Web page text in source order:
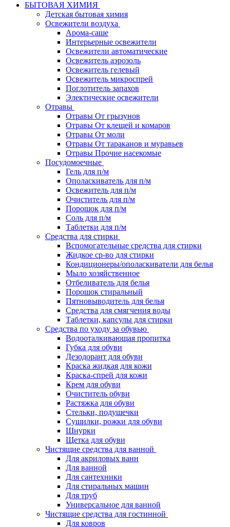
БЫТОВАЯ ХИМИЯ
Детская бытовая химия
Освежители воздуха
Арома-саше
Интерьерные освежители
Освежители автоматические
Освежитель аэрозоль
Освежитель гелевый
Освежитель микроспрей
Поглотитель запахов
Электические освежители
Отравы
Отравы От грызунов
Отравы От клещей и комаров
Отравы От моли
Отравы От тараканов и муравьев
Отравы Прочие насекомые
Посудомоечные
Гель для п/м
Ополаскиватель для п/м
Освежитель для п/м
Очиститель для п/м
Порошок для п/м
Соль для п/м
Таблетки для п/м
Средства для стирки
Вспомогательные средства для стирки
Жидкое ср-во для стирки
Кондиционеры/ополаскиватели для белья
Мыло хозяйственное
Отбеливатель для белья
Порошок стиральный
Пятновыводитель для белья
Средства для смягчения воды
Таблетки, капсулы для стирки
Средства по уходу за обувью
Водооталкивающая пропитка
Губка для обуви
Дезодорант для обуви
Краска жидкая для кожи
Краска-спрей для кожи
Крем для обуви
Очиститель обуви
Растяжка для обуви
Стельки, подушечки
Сушилки, рожки для обуви
Шнурки
Щетка для обуви
Чистящие средства для ванной
Для акриловых ванн
Для ванной
Для сантехники
Для стиральных машин
Для труб
Универсальное для ванной
Чистящие средства для гостинной
Для ковров